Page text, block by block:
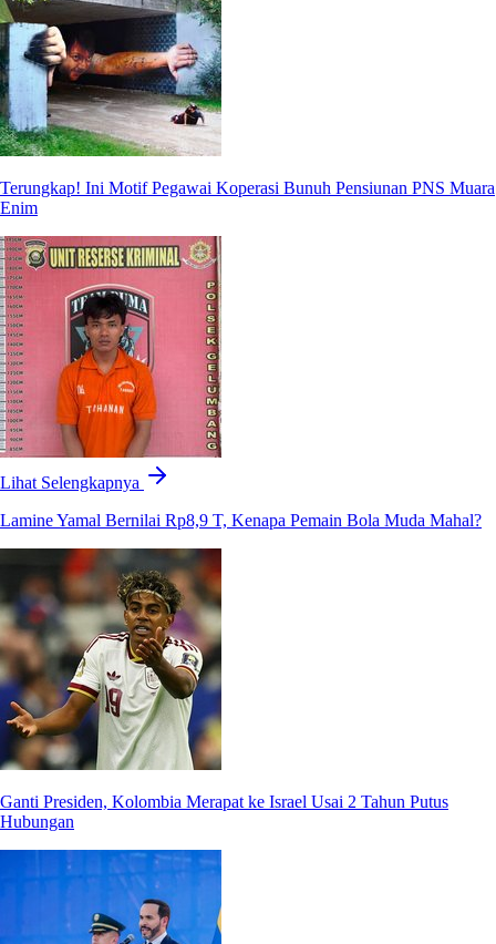
Terungkap! Ini Motif Pegawai Koperasi Bunuh Pensiunan PNS Muara
Enim
Lihat Selengkapnya
Lamine Yamal Bernilai Rp8,9 T, Kenapa Pemain Bola Muda Mahal?
Ganti Presiden, Kolombia Merapat ke Israel Usai 2 Tahun Putus
Hubungan